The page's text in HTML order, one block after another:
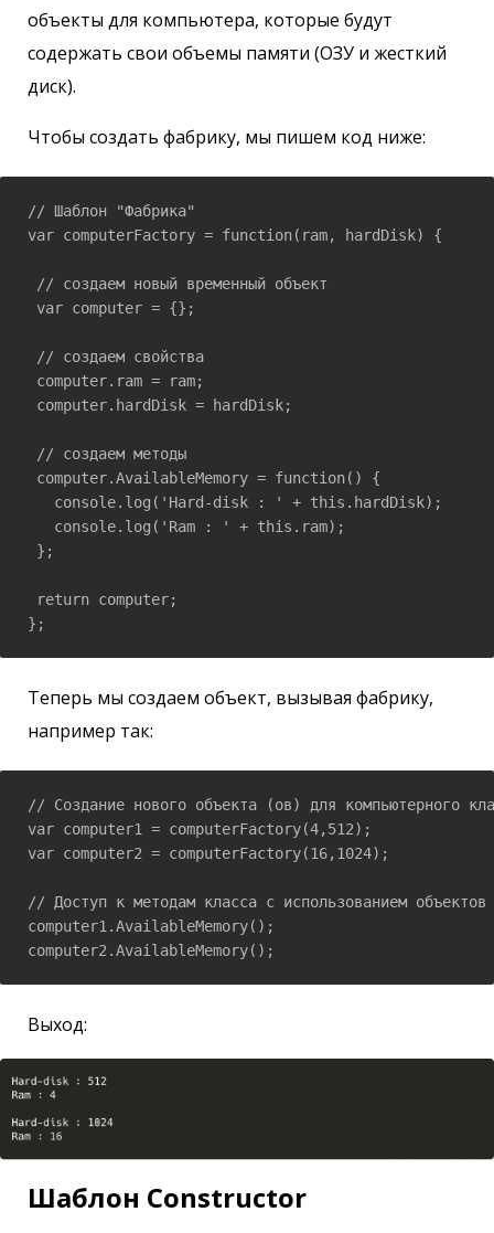
объекты для компьютера, которые будут
содержать свои объемы памяти (ОЗУ и жесткий
диск).
Чтобы создать фабрику, мы пишем код ниже:
// Шаблон "Фабрика"
var computerFactory = function(ram, hardDisk) {
// создаем новый временный объект
var computer = {};
// создаем свойства
computer.ram = ram;
computer.hardDisk = hardDisk;
// создаем методы
computer.AvailableMemory = function() {
   console.log('Hard-disk : ' + this.hardDisk);
   console.log('Ram : ' + this.ram);
};
return computer;
};
Теперь мы создаем объект, вызывая фабрику,
например так:
// Создание нового объекта (ов) для компьютерного
var computer1 = computerFactory(4,512);
var computer2 = computerFactory(16,1024);
// Доступ к методам класса с использованием объектов
computer1.AvailableMemory();
computer2.AvailableMemory();
Выход:
Шаблон Constructor